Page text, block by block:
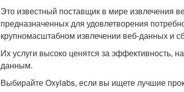
Это известный поставщик в мире извлечения
предназначенных для удовлетворения
крупномасштабном извлечении веб-данных и
Их услуги высоко ценятся за эффективность,
данным.
Выбирайте Oxylabs, если вы ищете лучшие